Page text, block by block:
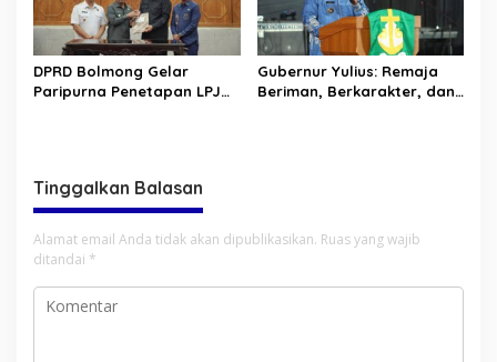
DPRD Bolmong Gelar
Paripurna Penetapan LPJ
Gubernur Yulius: Remaja
Beriman, Berkarakter, dan
Tinggalkan Balasan
Alamat email Anda tidak akan dipublikasikan. Ruas yang wajib
ditandai *